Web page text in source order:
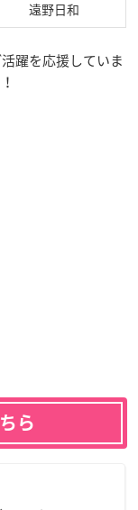
遠野日和
躍を応援していま
ら